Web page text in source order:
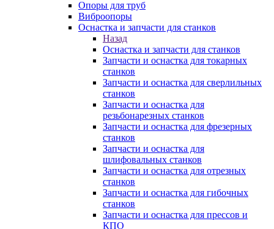
Опоры для труб
Виброопоры
Оснастка и запчасти для станков
Назад
Оснастка и запчасти для станков
Запчасти и оснастка для токарных
станков
Запчасти и оснастка для сверлильных
станков
Запчасти и оснастка для
резьбонарезных станков
Запчасти и оснастка для фрезерных
станков
Запчасти и оснастка для
шлифовальных станков
Запчасти и оснастка для отрезных
станков
Запчасти и оснастка для гибочных
станков
Запчасти и оснастка для прессов и
КПО